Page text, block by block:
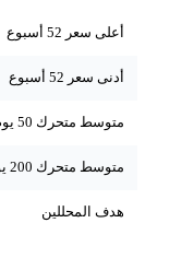
أعلى سعر 52 أسبوع
أدنى سعر 52 أسبوع
متوسط متحرك 50 يوم
متوسط متحرك 200 يوم
هدف المحللين